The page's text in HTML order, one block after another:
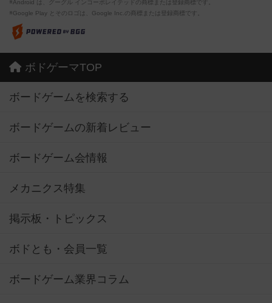
※Android は、グーグル インコーポレイテッドの商標または登録商標です。
※Google Play とそのロゴは、Google Inc.の商標または登録商標です。
ボドゲーマTOP
ボードゲームを検索する
ボードゲームの新着レビュー
ボードゲーム会情報
メカニクス特集
掲示板・トピックス
ボドとも・会員一覧
ボードゲーム業界コラム